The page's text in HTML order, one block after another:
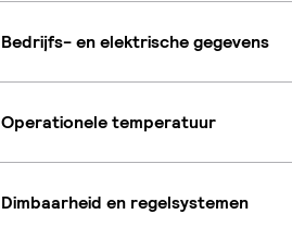
Bedrijfs- en elektrische gegevens
Operationele temperatuur
Dimbaarheid en regelsystemen